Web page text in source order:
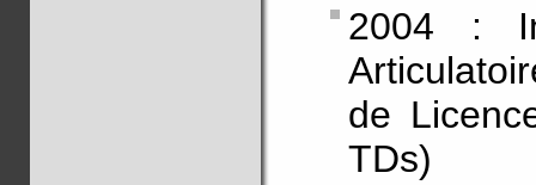
2004 :
de
TDs)